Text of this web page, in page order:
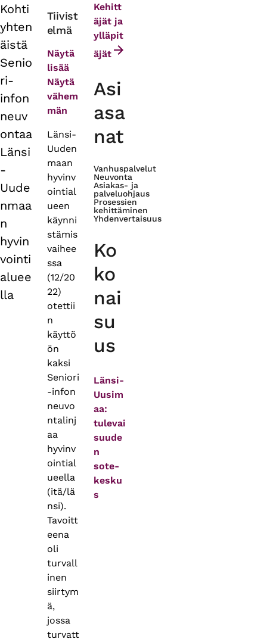
Primary
tabs
Kohti
yhten
äistä
Senio
ri-
infon
neuv
ontaa
Länsi
-
Uude
nmaa
n
hyvin
vointi
aluee
lla
Tiivist
elmä
Näytä
lisää
Näytä
vähem
män
Länsi-
Uuden
maan
hyvinv
ointial
ueen
käynni
stämis
vaihee
ssa
(12/20
22)
otettii
n
käyttö
ön
kaksi
Seniori
-infon
neuvo
ntalinj
aa
hyvinv
ointial
ueella
(itä/lä
nsi).
Tavoitt
eena
oli
turvall
inen
siirtym
ä,
jossa
turvatt
Kehitt
äjät ja
ylläpit
äjät
Asi
asa
nat
Vanhuspalvelut
Neuvonta
Asiakas- ja
palveluohjaus
Prosessien
kehittäminen
Yhdenvertaisuus
Ko
ko
nai
su
us
Länsi-
Uusim
aa:
tulevai
suude
n
sote-
kesku
s